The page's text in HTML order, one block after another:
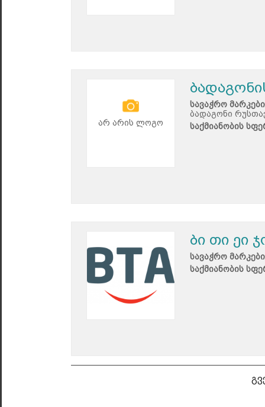
არ არის ლოგო
სავაჭრო
ბადაგონი
საქმიანობის
ბი თი ეი
სავაჭრო
საქმიანობის